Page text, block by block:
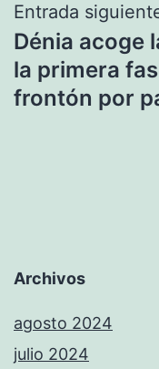
Entrada
Dénia acoge
la primera
frontón por
Archivos
agosto 2024
julio 2024